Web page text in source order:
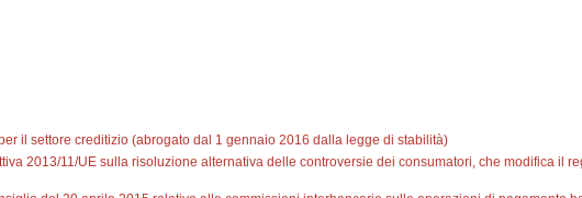
il settore creditizio (abrogato dal 1 gennaio 2016 dalla legge di stabilità)
2013/11/UE sulla risoluzione alternativa delle controversie dei consumatori, che modifica il
del 29 aprile 2015 relativo alle commissioni interbancarie sulle operazioni di pagamento